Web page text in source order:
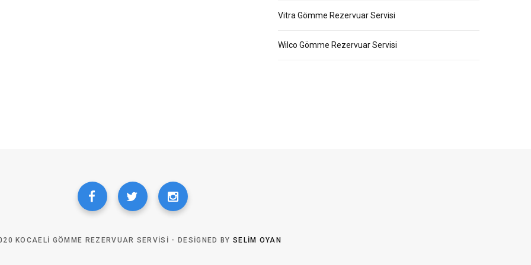
Vitra Gömme Rezervuar Servisi
Wilco Gömme Rezervuar Servisi
KOCAELI GÖMME REZERVUAR SERVISI - DESIGNED BY SELIM OYAN